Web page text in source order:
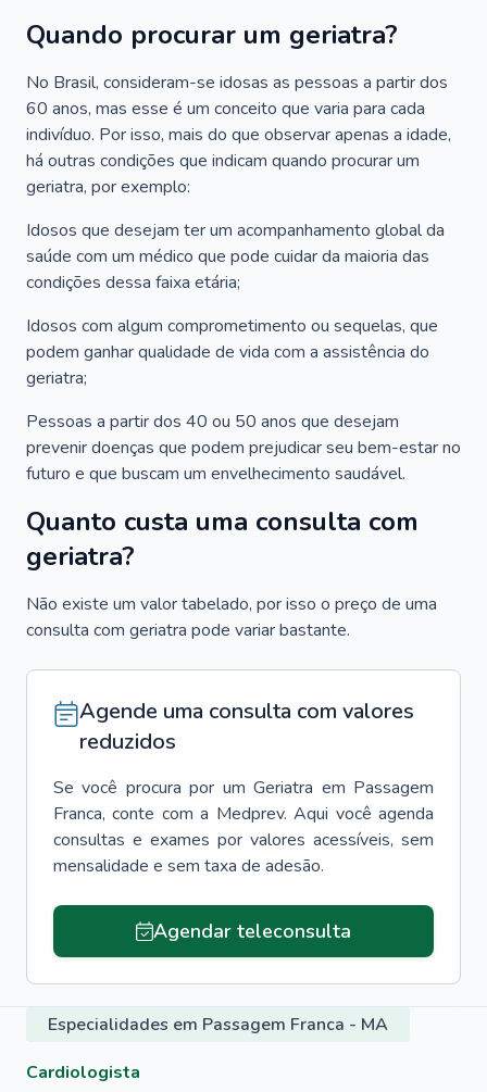
Quando procurar um geriatra?
No Brasil, consideram-se idosas as pessoas a partir dos
60 anos, mas esse é um conceito que varia para cada
indivíduo. Por isso, mais do que observar apenas a idade,
há outras condições que indicam quando procurar um
geriatra, por exemplo:
Idosos que desejam ter um acompanhamento global da
saúde com um médico que pode cuidar da maioria das
condições dessa faixa etária;
Idosos com algum comprometimento ou sequelas, que
podem ganhar qualidade de vida com a assistência do
geriatra;
Pessoas a partir dos 40 ou 50 anos que desejam
prevenir doenças que podem prejudicar seu bem-estar no
futuro e que buscam um envelhecimento saudável.
Quanto custa uma consulta com
geriatra?
Não existe um valor tabelado, por isso o preço de uma
consulta com geriatra pode variar bastante.
Agende uma consulta com valores
reduzidos
Se você procura por um Geriatra em Passagem
Franca, conte com a Medprev. Aqui você agenda
consultas e exames por valores acessíveis, sem
mensalidade e sem taxa de adesão.
Agendar teleconsulta
Especialidades em Passagem Franca - MA
Cardiologista